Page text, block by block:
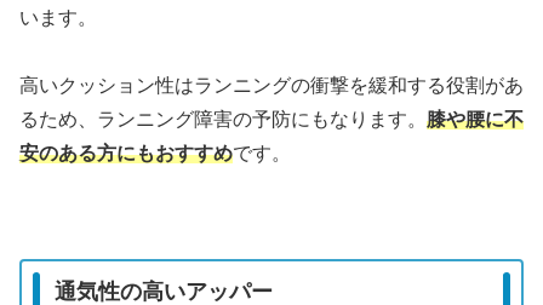
います。
高いクッション性はランニングの衝撃を緩和する役割があ
るため、ランニング障害の予防にもなります。 膝や腰に不
安のある方にもおすすめです。
通気性の高いアッパー